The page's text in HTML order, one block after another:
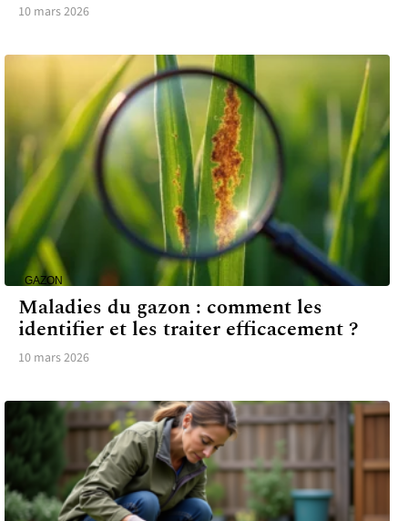
10 mars 2026
GAZON
Maladies du gazon : comment les
identifier et les traiter efficacement ?
10 mars 2026